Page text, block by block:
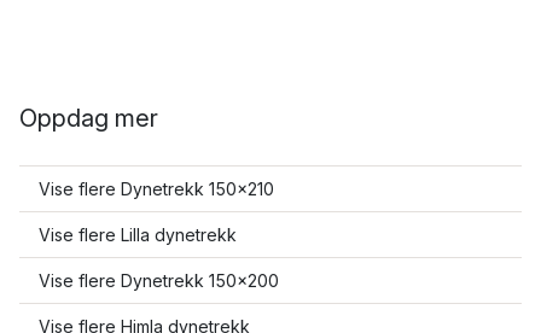
Oppdag mer
Vise flere Dynetrekk 150x210
Vise flere Lilla dynetrekk
Vise flere Dynetrekk 150x200
Vise flere Himla dynetrekk